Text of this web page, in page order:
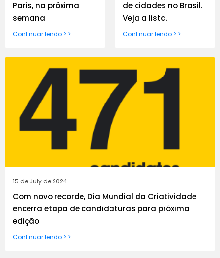
Paris, na próxima
semana
Continuar lendo > >
de cidades no Brasil.
Veja a lista.
Continuar lendo > >
15 de July de 2024
Com novo recorde, Dia Mundial da Criatividade
encerra etapa de candidaturas para próxima
edição
Continuar lendo > >